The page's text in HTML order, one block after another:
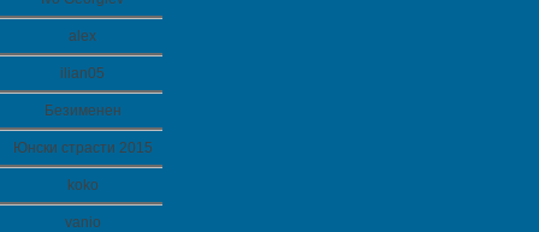
alex
ilian05
Безименен
Юнски страсти 2015
koko
vanio